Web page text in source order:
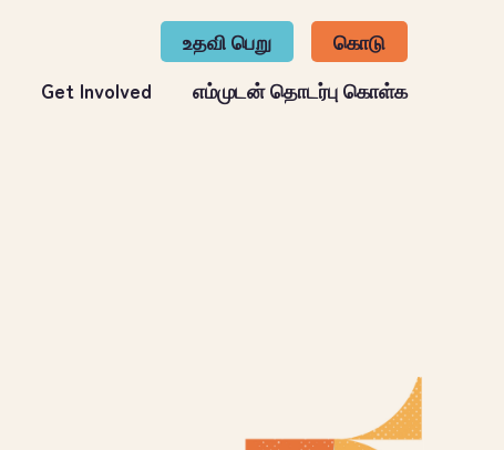
உதவி பெறு
கொடு
Get Involved எம்முடன் தொடர்பு கொள்க